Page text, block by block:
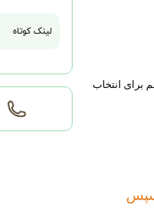
برای انتخاب
سپس
لینک کوتاه